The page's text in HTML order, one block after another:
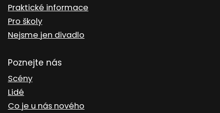
Praktické informace
Pro školy
Nejsme jen divadlo
Poznejte nás
Scény
Lidé
Co je u nás nového